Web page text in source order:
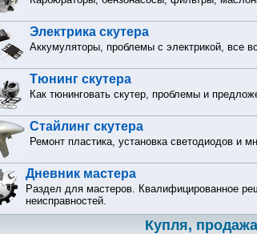
Электрика скутера
Аккумуляторы, проблемы с электрикой, все
Тюнинг скутера
Как тюнинговать скутер, проблемы и
Стайлинг скутера
Ремонт пластика, установка светодиодов и
Дневник мастера
Раздел для мастеров. Квалифицированное
неисправностей.
Купля,